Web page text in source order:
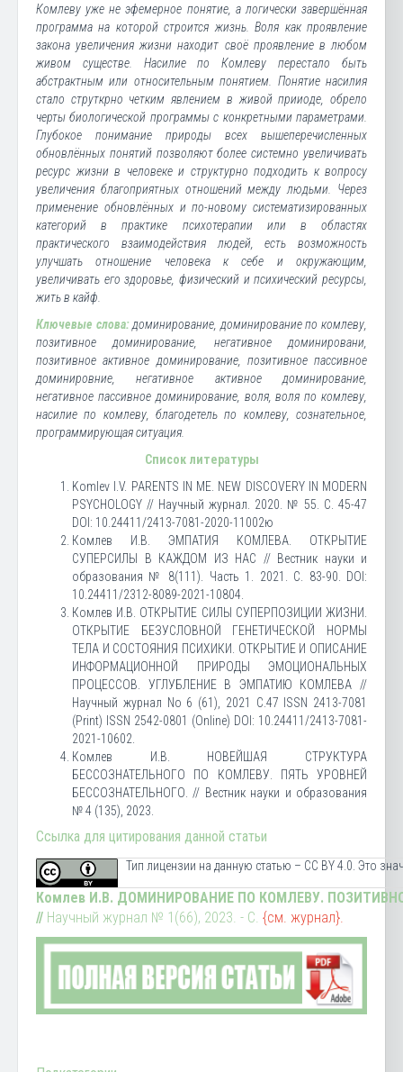
Комлеву уже не эфемерное понятие, а логически завершённая
программа на которой строится жизнь. Воля как проявление
закона увеличения жизни находит своё проявление в любом
живом существе. Насилие по Комлеву перестало быть
абстрактным или относительным понятием. Понятие насилия
стало струткрно четким явлением в живой прииоде, обрело
черты биологической программы с конкретными параметрами.
Глубокое понимание природы всех вышеперечисленных
обновлённых понятий позволяют более системно увеличивать
ресурс жизни в человеке и структурно подходить к вопросу
увеличения благоприятных отношений между людьми. Через
применение обновлённых и по-новому систематизированных
категорий в практике психотерапии или в областях
практического взаимодействия людей, есть возможность
улучшать отношение человека к себе и окружающим,
увеличивать его здоровье, физический и психический ресурсы,
жить в кайф.
Ключевые слова:доминирование, доминирование по комлеву,
позитивное доминирование, негативное доминировани,
позитивное активное доминирование, позитивное пассивное
доминировние, негативное активное доминирование,
негативное пассивное доминирование, воля, воля по комлеву,
насилие по комлеву, благодетель по комлеву, сознательное,
программирующая ситуация.
Список литературы
Komlev I.V. PARENTS IN ME. NEW DISCOVERY IN MODERN
PSYCHOLOGY // Научный журнал. 2020. № 55. С. 45-47
DOI: 10.24411/2413-7081-2020-11002ю
Комлев И.В. ЭМПАТИЯ КОМЛЕВА. ОТКРЫТИЕ
СУПЕРСИЛЫ В КАЖДОМ ИЗ НАС // Вестник науки и
образования № 8(111). Часть 1. 2021. С. 83-90. DOI:
10.24411/2312-8089-2021-10804.
Комлев И.В. ОТКРЫТИЕ СИЛЫ СУПЕРПОЗИЦИИ ЖИЗНИ.
ОТКРЫТИЕ БЕЗУСЛОВНОЙ ГЕНЕТИЧЕСКОЙ НОРМЫ
ТЕЛА И СОСТОЯНИЯ ПСИХИКИ. ОТКРЫТИЕ И ОПИСАНИЕ
ИНФОРМАЦИОННОЙ ПРИРОДЫ ЭМОЦИОНАЛЬНЫХ
ПРОЦЕССОВ. УГЛУБЛЕНИЕ В ЭМПАТИЮ КОМЛЕВА //
Научный журнал No 6 (61), 2021 С.47 ISSN 2413-7081
(Print) ISSN 2542-0801 (Online) DOI: 10.24411/2413-7081-
2021-10602.
Комлев И.В. НОВЕЙШАЯ СТРУКТУРА
БЕССОЗНАТЕЛЬНОГО ПО КОМЛЕВУ. ПЯТЬ УРОВНЕЙ
БЕССОЗНАТЕЛЬНОГО. // Вестник науки и образования
№ 4 (135), 2023.
Ссылка для цитирования данной статьи
Тип лицензии на данную статью – CC BY 4.0. Это
Комлев И.В. ДОМИНИРОВАНИЕ ПО КОМЛЕВУ.
// Научный журнал № 1(66), 2023. - С. {см. журнал}.